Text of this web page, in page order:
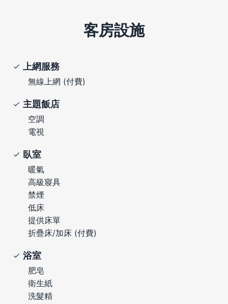
客房設施
上網服務
無線上網 (付費)
主題飯店
空調
電視
臥室
暖氣
高級寢具
禁煙
低床
提供床單
折疊床/加床 (付費)
浴室
肥皂
衛生紙
洗髮精